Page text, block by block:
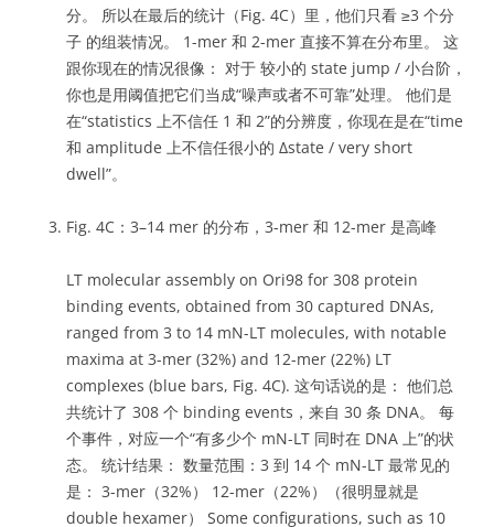
分。 所以在最后的统计（Fig. 4C）里，他们只看 ≥3 个分
子 的组装情况。 1-mer 和 2-mer 直接不算在分布里。 这
跟你现在的情况很像： 对于 较小的 state jump / 小台阶，
你也是用阈值把它们当成“噪声或者不可靠”处理。 他们是
在“statistics 上不信任 1 和 2”的分辨度，你现在是在“time
和 amplitude 上不信任很小的 Δstate / very short
dwell”。
Fig. 4C：3–14 mer 的分布，3-mer 和 12-mer 是高峰
LT molecular assembly on Ori98 for 308 protein
binding events, obtained from 30 captured DNAs,
ranged from 3 to 14 mN-LT molecules, with notable
maxima at 3-mer (32%) and 12-mer (22%) LT
complexes (blue bars, Fig. 4C). 这句话说的是： 他们总
共统计了 308 个 binding events，来自 30 条 DNA。 每
个事件，对应一个“有多少个 mN-LT 同时在 DNA 上”的状
态。 统计结果： 数量范围：3 到 14 个 mN-LT 最常见的
是： 3-mer（32%） 12-mer（22%）（很明显就是
double hexamer） Some configurations, such as 10